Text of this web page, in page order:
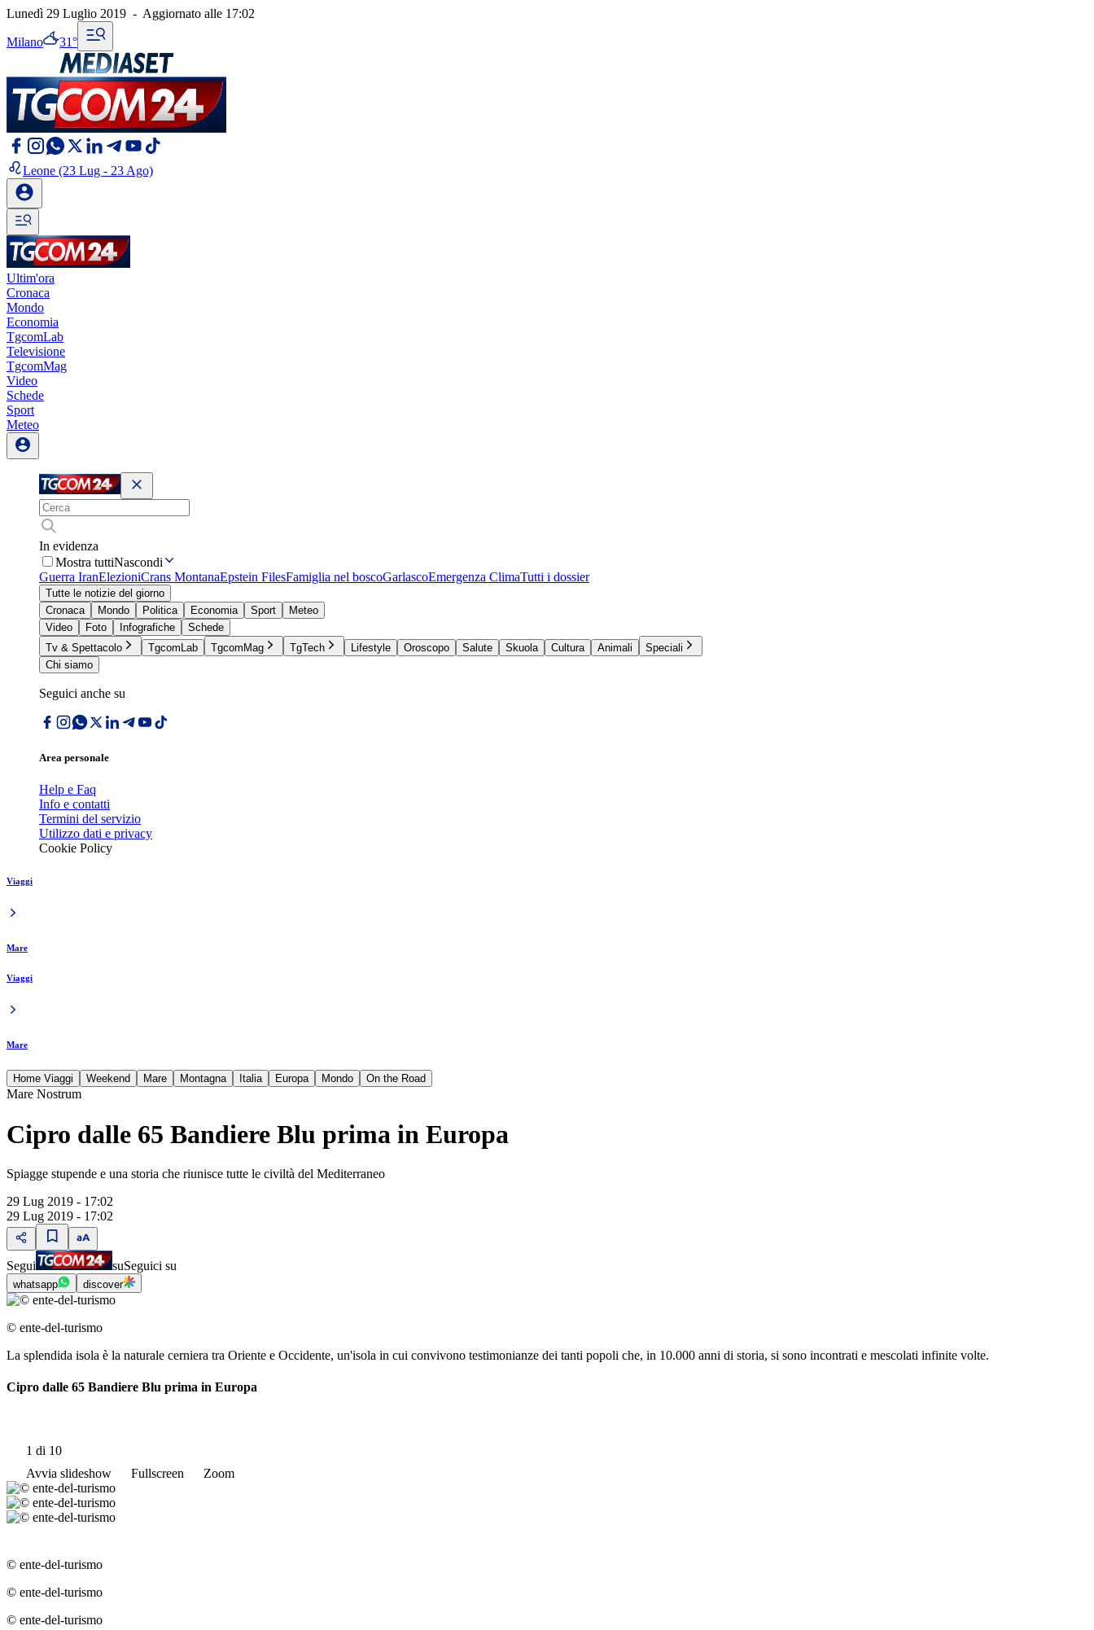
Lunedì 29 Luglio 2019 - Aggiornato alle 17:02
Milano 31°
Leone (23 Lug - 23 Ago)
Ultim'ora
Cronaca
Mondo
Economia
TgcomLab
Televisione
TgcomMag
Video
Schede
Sport
Meteo
In evidenza
Mostra tuttiNascondi
Guerra IranElezioniCrans MontanaEpstein FilesFamiglia nel boscoGarlascoEmergenza ClimaTutti i dossier
Tutte le notizie del giorno
Cronaca
Mondo Politica Economia Sport
Meteo
Video
Foto Infografiche
Schede
Tv & Spettacolo
TgcomLab TgcomMag TgTech Lifestyle Oroscopo Salute Skuola Cultura Animali
Speciali
Chi siamo
Seguici anche su
Area personale
Help e Faq
Info e contatti
Termini del servizio
Utilizzo dati e privacy
Cookie Policy
Viaggi
Mare
Viaggi
Mare
Home Viaggi Weekend Mare Montagna Italia Europa Mondo On the Road
Mare Nostrum
Cipro dalle 65 Bandiere Blu prima in Europa
Spiagge stupende e una storia che riunisce tutte le civiltà del Mediterraneo
29 Lug 2019 - 17:02
29 Lug 2019 - 17:02
Segui suSeguici su
whatsapp discover
© ente-del-turismo
La splendida isola è la naturale cerniera tra Oriente e Occidente, un'isola in cui convivono testimonianze dei tanti popoli che, in 10.000 anni di storia, si sono incontrati e mescolati infinite volte.
Cipro dalle 65 Bandiere Blu prima in Europa
1 di 10
Avvia slideshow
Fullscreen Zoom
© ente-del-turismo
© ente-del-turismo
© ente-del-turismo